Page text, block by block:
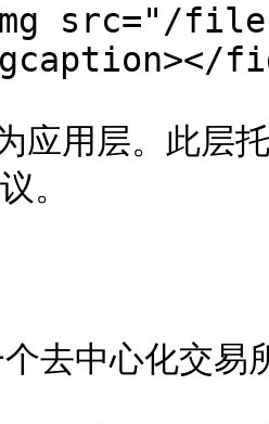
src="/files/
应用层。此层
。
去中心化交易